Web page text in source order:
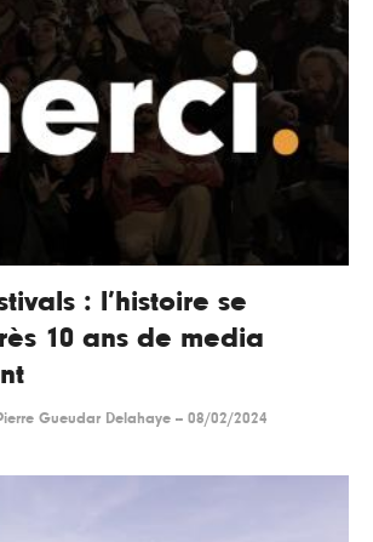
: l’histoire se
10 ans de media
Gueudar Delahaye -- 08/02/2024